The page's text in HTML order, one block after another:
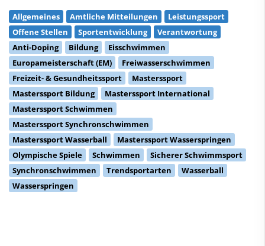
Allgemeines Amtliche Mitteilungen
Leistungssport
Offene Stellen
Sportentwicklung
Verantwortung
Anti-Doping
Bildung
Eisschwimmen
Europameisterschaft (EM)
Freiwasserschwimmen
Freizeit- & Gesundheitssport
Masterssport
Masterssport Bildung
Masterssport International
Masterssport Schwimmen
Masterssport Synchronschwimmen
Masterssport Wasserball
Masterssport Wasserspringen
Olympische Spiele
Schwimmen
Sicherer Schwimmsport
Synchronschwimmen
Trendsportarten
Wasserball
Wasserspringen